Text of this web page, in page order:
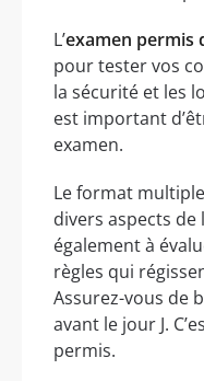
L’examen permis
pour tester vos
la sécurité et les
est important
examen.
Le format
divers aspects de
également à
règles qui
Assurez-vous de
avant le jour J.
permis.